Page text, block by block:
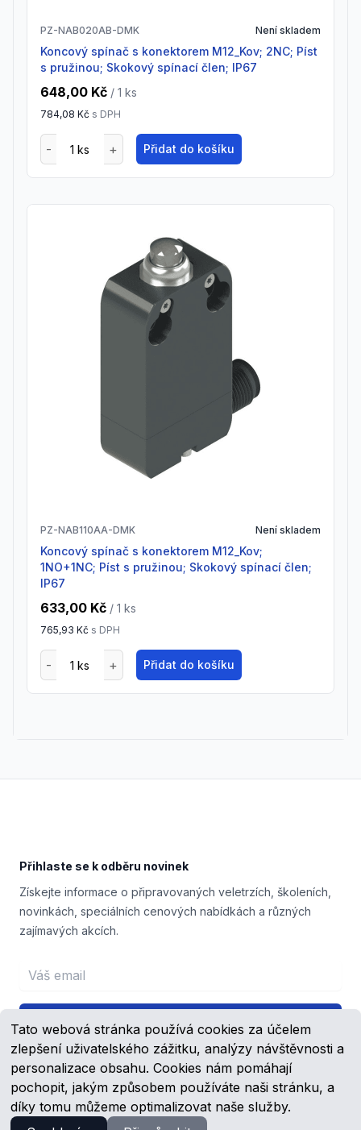
Tato webová stránka používá cookies za účelem
zlepšení uživatelského zážitku, analýzy návštěvnosti a
personalizace obsahu. Cookies nám pomáhají
pochopit, jakým způsobem používáte naši stránku, a
díky tomu můžeme optimalizovat naše služby.
PZ-NAB020AB-DMK Není skladem
Koncový spínač s konektorem M12_Kov; 2NC; Píst
s pružinou; Skokový spínací člen; IP67
648,00 Kč / 1 ks
784,08 Kč s DPH
Přidat do košíku
PZ-NAB110AA-DMK Není skladem
Koncový spínač s konektorem M12_Kov;
1NO+1NC; Píst s pružinou; Skokový spínací člen;
IP67
633,00 Kč / 1 ks
765,93 Kč s DPH
Přidat do košíku
Přihlaste se k odběru novinek
Získejte informace o připravovaných veletrzích, školeních,
novinkách, speciálních cenových nabídkách a různých
zajímavých akcích.
Email address
Přihlášení
FacebookYouTube